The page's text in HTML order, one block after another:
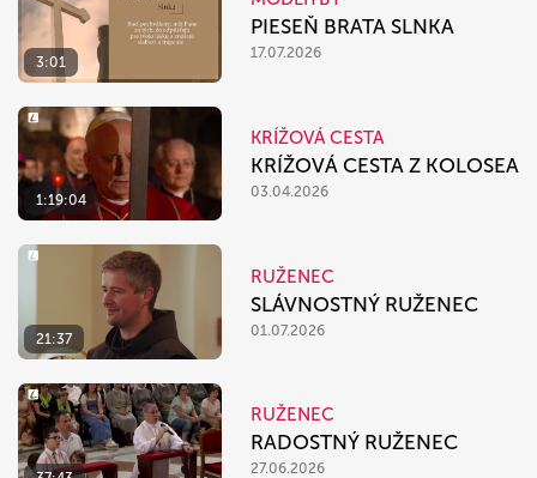
3:01
PIESEŇ BRATA SLNKA
17.07.2026
1:19:04
KRÍŽOVÁ CESTA
KRÍŽOVÁ CESTA Z KOLOSEA
03.04.2026
21:37
RUŽENEC
SLÁVNOSTNÝ RUŽENEC
01.07.2026
RUŽENEC
RADOSTNÝ RUŽENEC
27.06.2026